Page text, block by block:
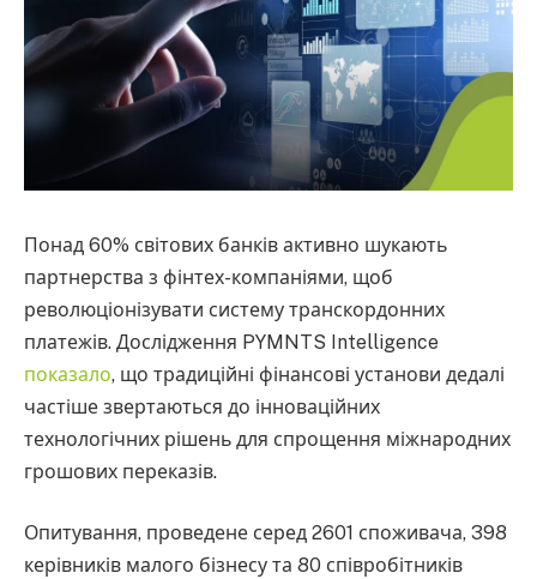
Понад 60% світових банків активно шукають
партнерства з фінтех-компаніями, щоб
революціонізувати систему транскордонних
платежів. Дослідження PYMNTS Intelligence
показало, що традиційні фінансові установи дедалі
частіше звертаються до інноваційних
технологічних рішень для спрощення міжнародних
грошових переказів.
Опитування, проведене серед 2601 споживача, 398
керівників малого бізнесу та 80 співробітників